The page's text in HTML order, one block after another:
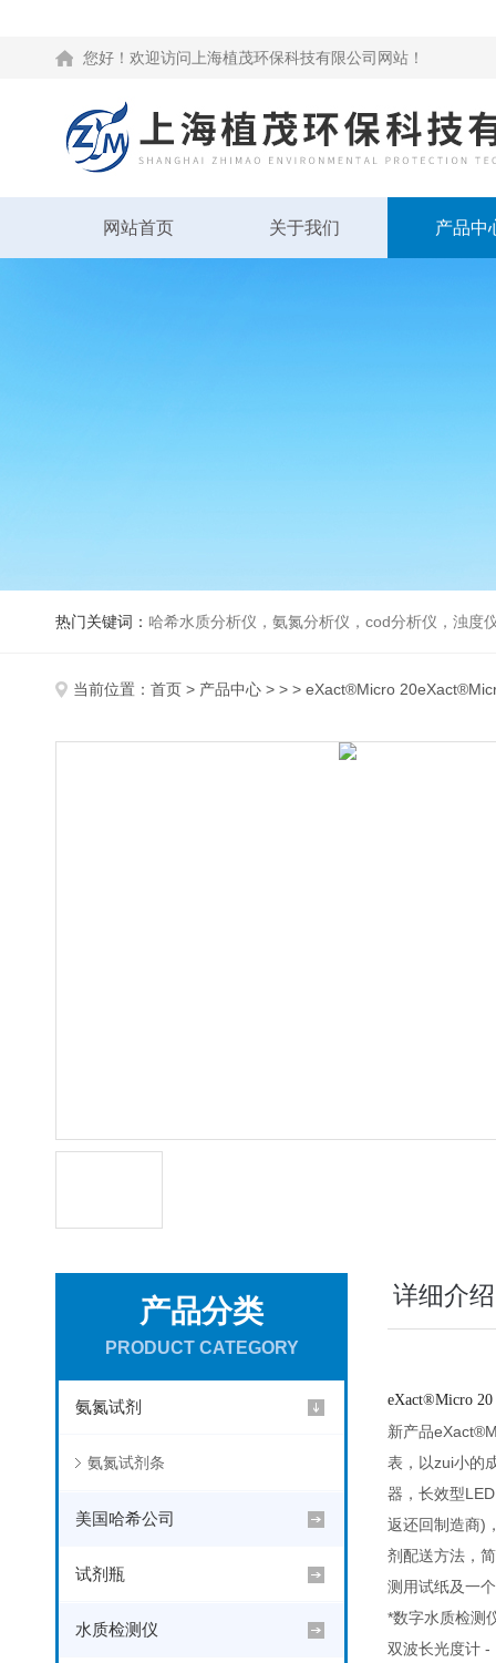
您好！欢迎访问上海植茂环保科技有限公司网站！
网站首页 关于我们 产品中
热门关键词： 哈希水质分析仪，氨氮分析仪，cod分析仪，浊度
当前位置： 首页 > 产品中心 > > > eXact®Micro
产品分类
PRODUCT CATEGORY
氨氮试剂
氨氮试剂条
美国哈希公司
试剂瓶
水质检测仪
详细介绍
eXact®Micro
新产品
表，以zui小的
器，长效型
返还回制造商)
剂配送方法，
测用试纸及一
*数字水质检测
双波长光度计